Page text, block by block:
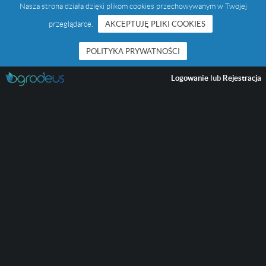
Nasza strona działa dzięki plikom cookies przechowywanym w Twojej
przeglądarce.
AKCEPTUJĘ PLIKI COOKIES
POLITYKA PRYWATNOŚCI
Logowanie lub Rejestracja